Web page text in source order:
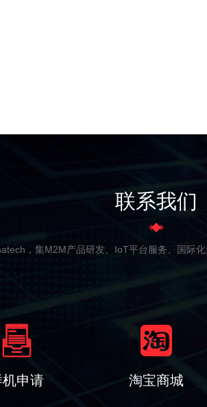
联系我们
，集M2M产品研发、IoT平台服务、国际
机申请 淘宝商城